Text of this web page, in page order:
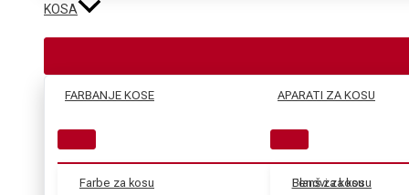
KOSA
FARBANJE KOSE
Farbe za kosu
Blanš za kosu
APARATI ZA KOSU
Fenovi za kosu